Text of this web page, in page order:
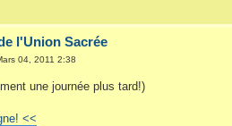
l'Union Sacrée
04, 2011 2:38
une journée plus tard!)
<<